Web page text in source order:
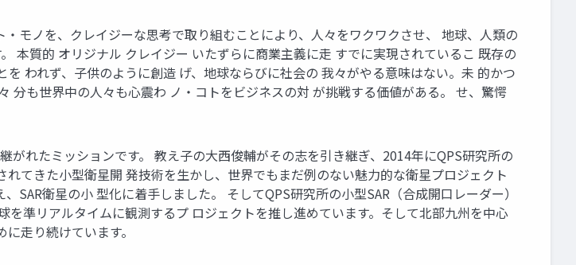
モノを、クレイジーな思考で取り組むことにより、人々をワクワクさせ、 地球、人類の
本質的 オリジナル クレイジー いたずらに商業主義に走 すでに実現されているこ 既存の
われず、子供のように創造 げ、地球ならびに社会の 我々がやる意味はない。未 的かつ
分も世界中の人々も心震わ ノ・コトをビジネスの対 が挑戦する価値がある。 せ、驚愕
れたミッションです。 教え子の大西俊輔がその志を引き継ぎ、2014年にQPS研究所の
てきた小型衛星開 発技術を生かし、世界でもまだ例のない魅力的な衛星プロジェクト
SAR衛星の小 型化に着手しました。 そしてQPS研究所の小型SAR（合成開口レーダー）
準リアルタイムに観測するプ ロジェクトを推し進めています。そして北部九州を中心
走り続けています。